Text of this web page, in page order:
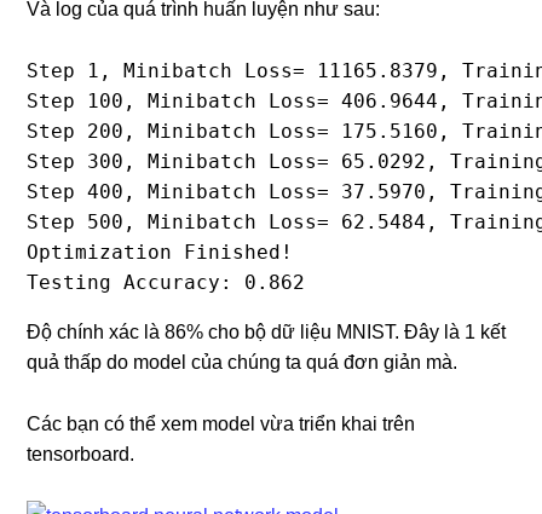
Và log của quá trình huấn luyện như sau:
Step 1, Minibatch Loss= 11165.8379,
Step 100, Minibatch Loss= 406.9644,
Step 200, Minibatch Loss= 175.5160,
Step 300, Minibatch Loss= 65.0292,
Step 400, Minibatch Loss= 37.5970,
Step 500, Minibatch Loss= 62.5484,
Optimization Finished!
Testing Accuracy: 0.862
Độ chính xác là 86% cho bộ dữ liệu MNIST. Đây là 1 kết
quả thấp do model của chúng ta quá đơn giản mà.
Các bạn có thể xem model vừa triển khai trên
tensorboard.